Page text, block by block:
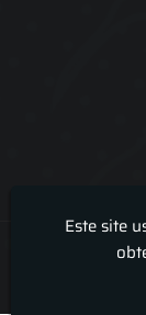
Lira
Este site